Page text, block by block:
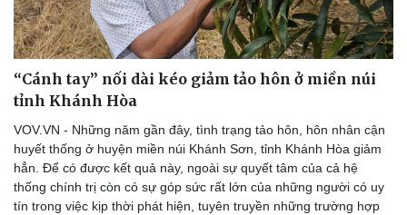
Sức khỏe
Đời sống
“Cánh tay” nối dài kéo giảm tảo hôn ở miền núi
tỉnh Khánh Hòa
VOV.VN - Những năm gần đây, tình trạng tảo hôn, hôn nhân cận
huyết thống ở huyện miền núi Khánh Sơn, tỉnh Khánh Hòa giảm
hẳn. Để có được kết quả này, ngoài sự quyết tâm của cả hệ
thống chính trị còn có sự góp sức rất lớn của những người có uy
tín trong việc kịp thời phát hiện, tuyên truyền những trường hợp